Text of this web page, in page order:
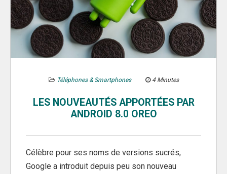
Téléphones & Smartphones 4 Minutes
LES NOUVEAUTÉS APPORTÉES PAR
ANDROID 8.0 OREO
Célèbre pour ses noms de versions sucrés,
Google a introduit depuis peu son nouveau